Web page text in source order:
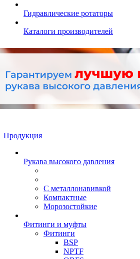
Гидравлические ротаторы
Каталоги производителей
Продукция
Рукава высокого давления
С металлонавивкой
Компактные
Морозостойкие
Фитинги и муфты
Фитинги
BSP
NPTF